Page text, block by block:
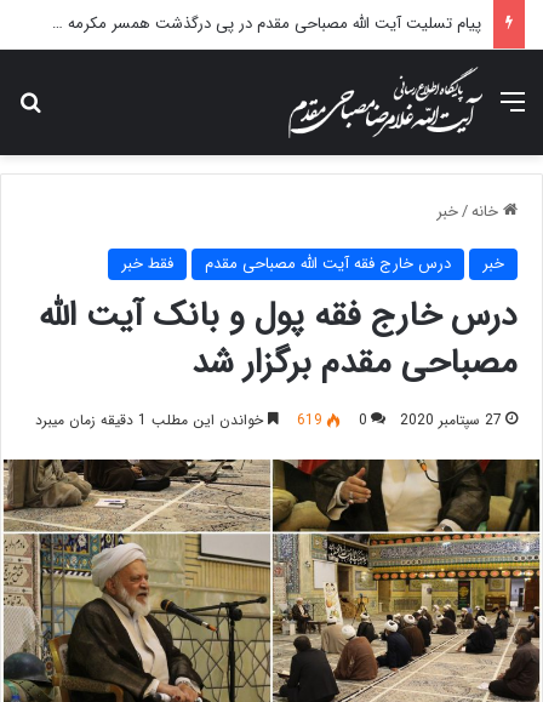
پیام تسلیت آیت الله مصباحی مقدم در پی درگذشت همسر مکرمه حضرت آیت‌الله العظمی سیستانی.
منو
خانه/خبر
خبر درس خارج فقه آیت الله مصباحی مقدم فقط خبر
درس خارج فقه پول و بانک آیت الله
مصباحی مقدم برگزار شد
27 سپتامبر 2020 0
619 خواندن این مطلب 1 دقیقه زمان میبرد